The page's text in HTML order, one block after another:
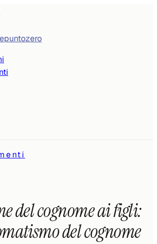
del cognome ai figli:
del cognome